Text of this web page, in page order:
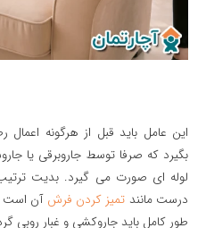
این عامل باید قبل از هرگونه اعمال
بگیرد که صرفا توسط جاروبرقی یا
لوله ای صورت می گیرد. بدیت
درست مانند تمیز کردن فرش آن است
طور کامل باید جاروکشی و غبار روبی